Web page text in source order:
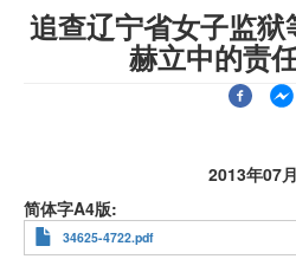
追查辽宁省女子监
赫立中的责
2013年07
简体字A4版
34625-4722.pdf